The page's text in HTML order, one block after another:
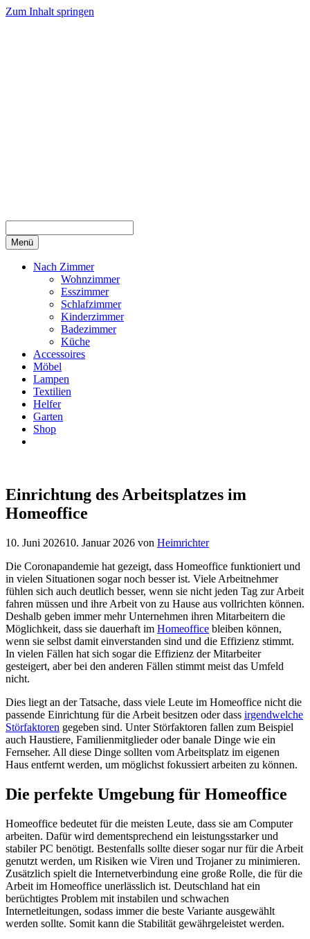
Zum Inhalt springen
Menü
Nach Zimmer
Wohnzimmer
Esszimmer
Schlafzimmer
Kinderzimmer
Badezimmer
Küche
Accessoires
Möbel
Lampen
Textilien
Helfer
Garten
Shop
Einrichtung des Arbeitsplatzes im
Homeoffice
10. Juni 202610. Januar 2026 von Heimrichter
Die Coronapandemie hat gezeigt, dass Homeoffice funktioniert und
in vielen Situationen sogar noch besser ist. Viele Arbeitnehmer
fühlen sich auch deutlich besser, wenn sie nicht jeden Tag zur Arbeit
fahren müssen und ihre Arbeit von zu Hause aus vollrichten können.
Deshalb geben immer mehr Unternehmen ihren Mitarbeitern die
Möglichkeit, dass sie dauerhaft im Homeoffice bleiben können,
wenn sie selbst damit einverstanden sind und die Effizienz stimmt.
In vielen Fällen hat sich sogar die Effizienz der Mitarbeiter
gesteigert, aber bei den anderen Fällen stimmt meist das Umfeld
nicht.
Dies liegt an der Tatsache, dass viele Leute im Homeoffice nicht die
passende Einrichtung für die Arbeit besitzen oder dass irgendwelche
Störfaktoren gegeben sind. Unter Störfaktoren fallen zum Beispiel
auch Haustiere, Familienmitglieder oder banale Dinge wie ein
Fernseher. All diese Dinge sollten vom Arbeitsplatz im eigenen
Haus entfernt werden, um möglichst fokussiert arbeiten zu können.
Die perfekte Umgebung für Homeoffice
Homeoffice bedeutet für die meisten Leute, dass sie am Computer
arbeiten. Dafür wird dementsprechend ein leistungsstarker und
stabiler PC benötigt. Bestenfalls sollte dieser sogar nur für die Arbeit
genutzt werden, um Risiken wie Viren und Trojaner zu minimieren.
Zusätzlich spielt die Internetverbindung eine große Rolle, die für die
Arbeit im Homeoffice unerlässlich ist. Deutschland hat ein
berüchtigtes Problem mit instabilen und schwachen
Internetleitungen, sodass immer die beste Variante ausgewählt
werden sollte. Somit kann die Stabilität gewährgeleistet werden.